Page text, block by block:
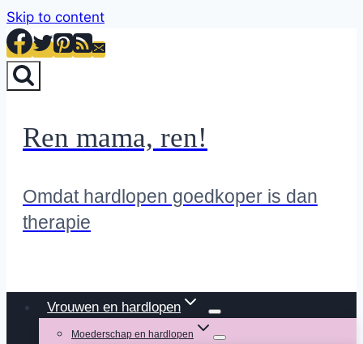
Skip to content
Ren mama, ren!
Omdat hardlopen goedkoper is dan
therapie
Vrouwen en hardlopen
Moederschap en hardlopen